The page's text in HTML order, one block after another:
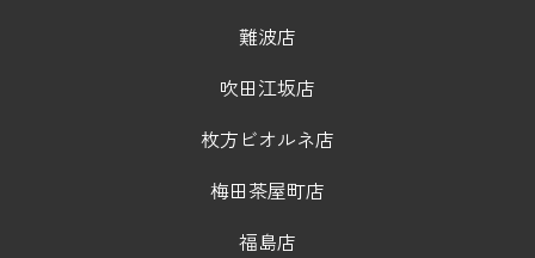
難波店
吹田江坂店
枚方ビオルネ店
梅田茶屋町店
福島店